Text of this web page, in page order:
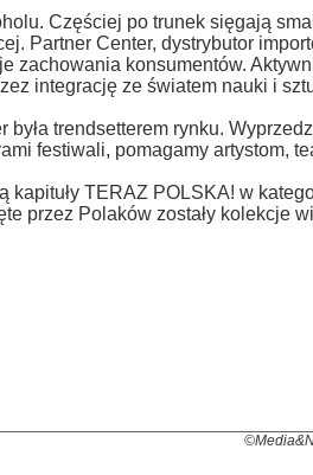
Częściej po trunek sięgają
Partner Center, dystrybutor
zachowania konsumentów.
integrację ze światem nauki i
była trendsetterem rynku.
festiwali, pomagamy artystom,
kapituły TERAZ POLSKA! w
przez Polaków zostały kolekcje